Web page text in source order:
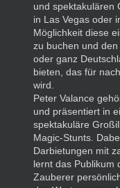
und spektakulären
in Las Vegas oder
Möglichkeit diese
zu buchen und
oder ganz
bieten, das für
wird.
Peter Valance
und präsentiert in
spektakuläre
Magic-Stunts.
Darbietungen mit
lernt das Publikum
Zauberer